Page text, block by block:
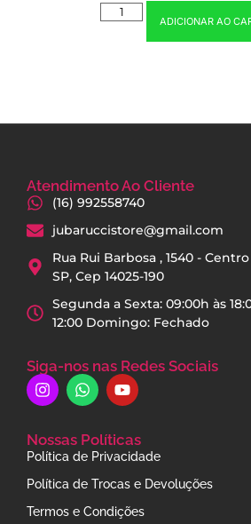
ADICIONAR AO
Atendimento Ao Cliente
(16) 992558740
jubaruccistore@gmail.com
Rua Rui Barbosa , 1540 -
SP, Cep 14025-190
Segunda a Sexta: 09:00h às
12:00 Domingo: Fechado
Siga-nos nas Redes Sociais
Nossas Políticas
Política de Privacidade
Política de Trocas e Devoluções
Termos e Condições